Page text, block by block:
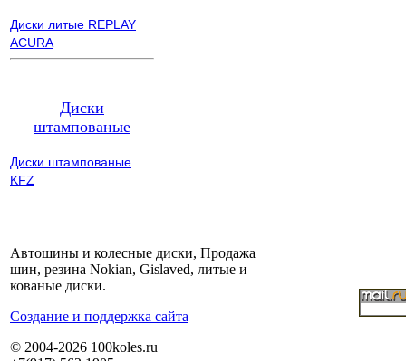
Диски литые REPLAY
ACURA
Диски
штампованые
Диски штампованые
KFZ
Автошины и колесные диски, Продажа
шин, резина Nokian, Gislaved, литые и
кованые диски.
Cоздание и поддержка сайта
© 2004-2026 100koles.ru